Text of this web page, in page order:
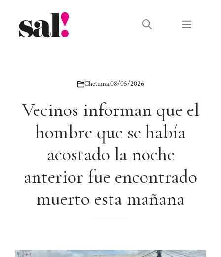
contenido
Menú
Chetumal08/05/2026
Vecinos informan que el
hombre que se había
acostado la noche
anterior fue encontrado
muerto esta mañana